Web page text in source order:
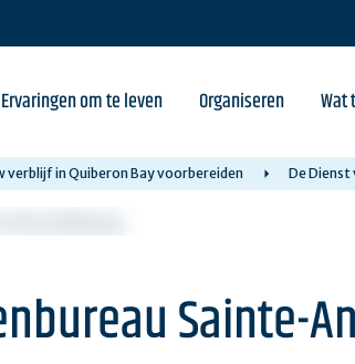
Ervaringen om te leven Organiseren Wat
verblijf in Quiberon Bay voorbereiden De Dienst
Sainte-